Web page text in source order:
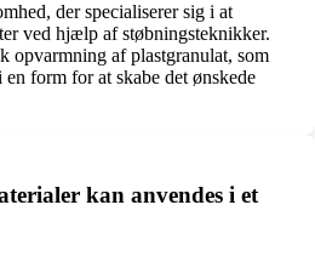
der specialiserer sig i at
ved hjælp af støbningsteknikker.
opvarmning af plastgranulat, som
form for at skabe det ønskede
kan anvendes i et